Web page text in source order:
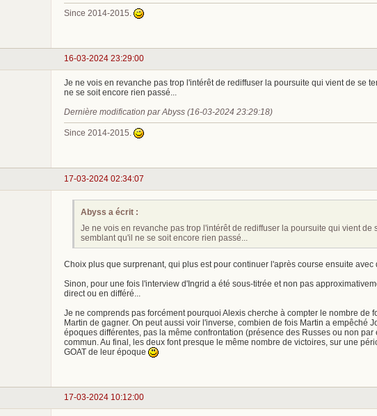
Since 2014-2015.
16-03-2024 23:29:00
Je ne vois en revanche pas trop l'intérêt de rediffuser la poursuite qui vient de se
ne se soit encore rien passé...
Dernière modification par Abyss (16-03-2024 23:29:18)
Since 2014-2015.
17-03-2024 02:34:07
Abyss a écrit :
Je ne vois en revanche pas trop l'intérêt de rediffuser la poursuite qui vient de
semblant qu'il ne se soit encore rien passé...
Choix plus que surprenant, qui plus est pour continuer l'après course ensuite avec
Sinon, pour une fois l'interview d'Ingrid a été sous-titrée et non pas
direct ou en différé...
Je ne comprends pas forcément pourquoi Alexis cherche à compter le nombre de
Martin de gagner. On peut aussi voir l'inverse, combien de fois Martin a empêché
époques différentes, pas la même confrontation (présence des Russes ou non
commun. Au final, les deux font presque le même nombre de victoires, sur une
GOAT de leur époque
17-03-2024 10:12:00